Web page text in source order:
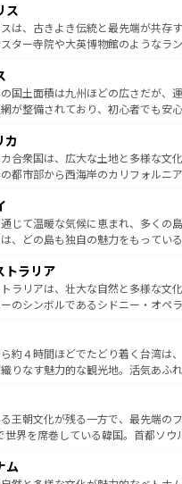
ャンパンの発祥地であるランス、プ
ラベンダー畑など、多彩な楽しみ
パリ以外の地域にも魅力が溢れてお
に足を運ぶとそれぞれで全く異なる
きるだろう。 なお、新着のフランス情報は
てほしい。
この国は、どこを歩いても飽きるこ
文化的活気、バイエルン州のアル
イン川沿いのワイン畑といった風景
きな人にはぜひ体験してほしい。 なお、新着の
報はコンテンツ一覧を参照してほ
ス
は、古きよき伝統と最先端が共存
スター寺院や大英博物館のようなラ
に異なる魅力がある。また、優雅な
ビール好きにはたまらない英国パ
本場だからこそできる体験も豊富
を参照してほしい。
国土面積は九州ほどの広さだが、
が整備されており、初心者でも安
そのまま残る町や、スイスならでは
あり、アルプス観光だけでなく町歩
きる。国民の所得が高いため物価
通費無料で観光を楽しむこともできる。 な
ス情報はコンテンツ一覧 を参照し
カ
合衆国は、広大な土地と多様な文化
都市部から西海岸のカリフォルニ
巨大都市は、観光、ショッピング、
が詰まった刺激的なスポットだ。
大自然が広がり、グランドキャニ
ーオーリンズでは、音楽と美食が融
力。旅行者はアメリカの各地域で異
ら、その多様性と豊かな歴史を感
沢な旅のスタイルだ。 なお、新着のアメリカ
コンテンツ一覧を参照してほしい。
じて温暖な気候に恵まれ、多くの
、どの島も独自の魅力をもってい
見逃せない。また、定番の観光地と
静かな自然を求めるならマウイ島や
。エメラルドグリーンに輝く海を
てなしの心で訪れる人々を迎えてく
いしいローカルフードやハワイア
的なフラダンスなど、すべてがハ
に味わってほしい。 なお、新着のハワイ情報
ンツ一覧を参照してほしい。
トラリア
ラリアは、壮大な自然と多様な文化
のシンボルであるシドニー・オペ
フや大陸中央部にそびえるウルル（
スマニアの美しい原生林やケアン
ころがたくさん。また、カフェや
クティビティも充実しており、サー
ハイキングなど、アウトドア好き
ストラリアの多彩な魅力を存分に
ほしい。
約４時間ほどでたどり着く台湾は
りなす魅力的な観光地。活気あふ
ひつな山岳地帯である台湾東部など
静けさが共存しており、訪れる人
たらしてくれる。また、奥深い台
いと評判のスイーツなど、バラエテ
王朝文化が残る一方で、最先端の
世界を席巻している韓国。首都ソウ
に足を延ばせば四季折々の自然美を
ム